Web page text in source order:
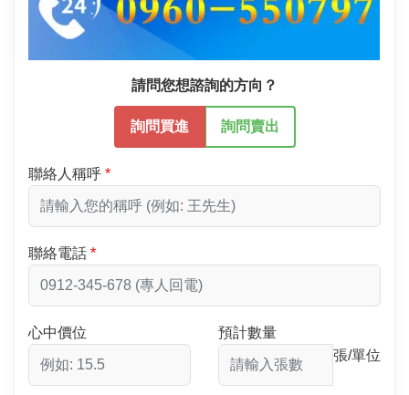
請問您想諮詢的方向？
詢問買進 詢問賣出
聯絡人稱呼
聯絡電話
心中價位
預計數量
張/單位